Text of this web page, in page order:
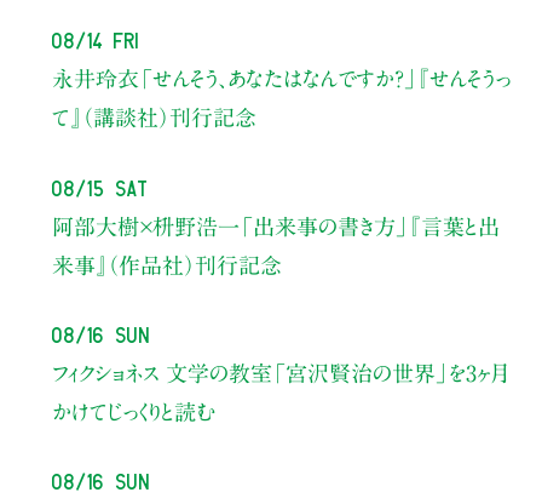
08/14 Fri
永井玲衣 「せんそう、あなたはなんですか？」
『せんそうっ
て』（講談社）刊行記念
08/15 Sat
阿部大樹×枡野浩一 「出来事の書き方」
『言葉と出
来事』（作品社）刊行記念
08/16 Sun
フィクショネス 文学の教室 「宮沢賢治の世界」を3ヶ月
かけてじっくりと読む
08/16 Sun